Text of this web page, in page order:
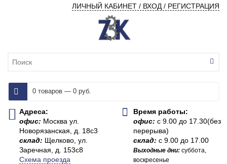
ЛИЧНЫЙ КАБИНЕТ / ВХОД / РЕГИСТРАЦИЯ
0 товаров — 0 руб.
Адреса:
офис: Москва ул.
Новорязанская, д. 18с3
склад: Щелково, ул.
Заречная, д. 153с8
Схема проезда
Время работы:
офис:с 9.00 до 17.30(без
перерыва)
склад:с 9.00 до 17.00
Выходные дни:суббота,
воскресенье